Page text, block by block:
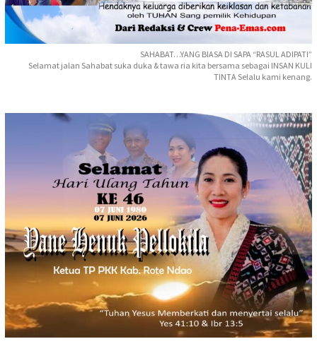
SAHABAT…YANG BIASA DI SAPA “RASUL ADIPATI”
Selamat jalan Sahabat suka duka & tawa ria kita bersama sebagai INSAN KULI
TINTA Selalu kami kenang.